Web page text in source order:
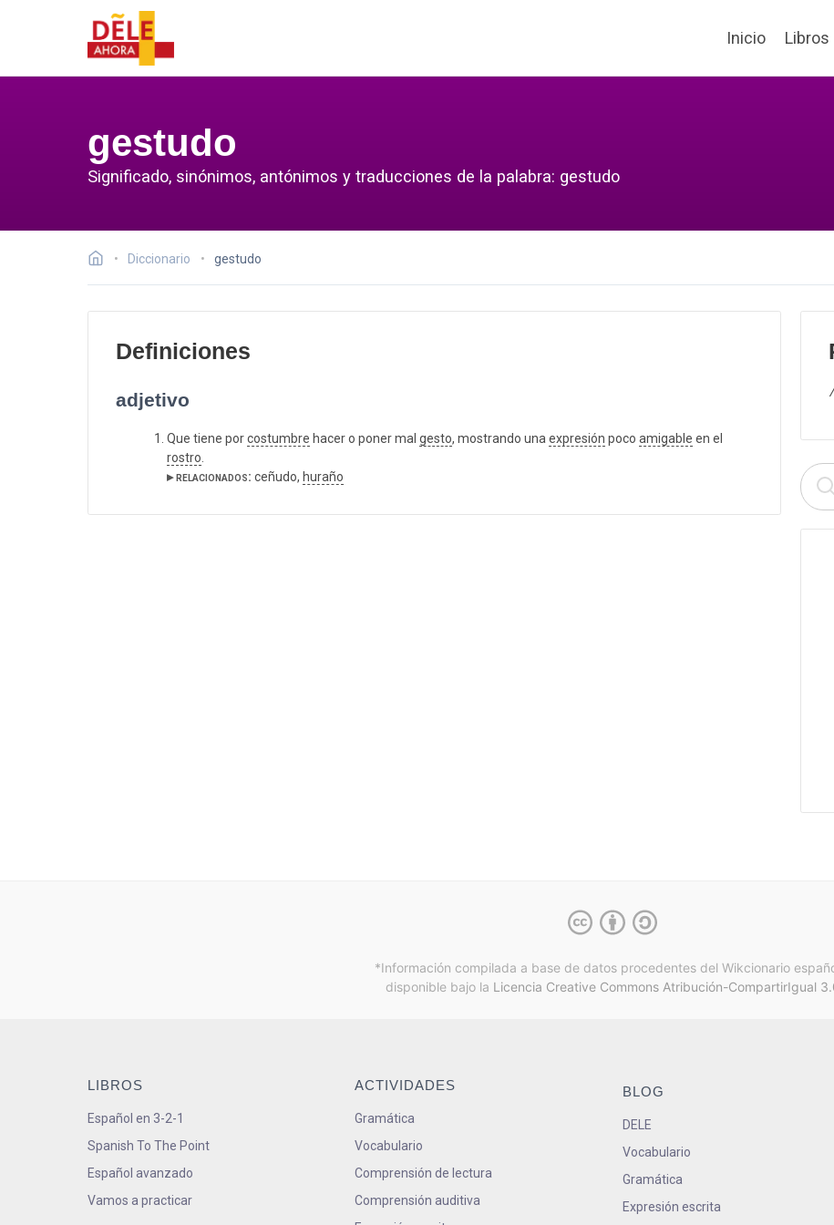
Inicio Libros
gestudo
Significado, sinónimos, antónimos y traducciones de la palabra: gestudo
Diccionario gestudo
Definiciones
adjetivo
Que tiene porcostumbre hacer o poner mal gesto, mostrando unaexpresión poco amigable en el
rostro.
▸ relacionados: ceñudo, huraño
*Información compilada a base de datos procedentes del Wikcionario
disponible bajo la Licencia Creative Commons Atribución-CompartirIgual
LIBROS
Español en 3-2-1
Spanish To The Point
Español avanzado
Vamos a practicar
ACTIVIDADES
Gramática
Vocabulario
Comprensión de lectura
Comprensión auditiva
BLOG
DELE
Vocabulario
Gramática
Expresión escrita